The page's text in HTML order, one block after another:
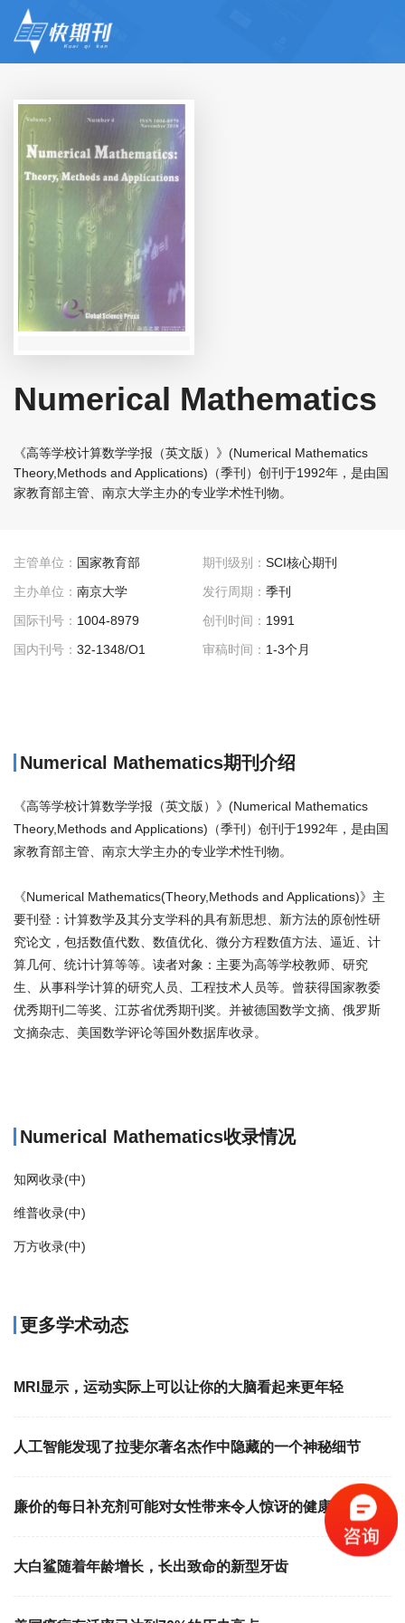
Numerical Mathematics
《高等学校计算数学学报（英文版）》(Numerical Mathematics
Theory,Methods and Applications)（季刊）创刊于1992年，是由国
家教育部主管、南京大学主办的专业学术性刊物。
主管单位： 国家教育部
主办单位： 南京大学
国际刊号： 1004-8979
国内刊号： 32-1348/O1
期刊级别： SCI核心期刊
发行周期： 季刊
创刊时间： 1991
审稿时间： 1-3个月
Numerical Mathematics期刊介绍
《高等学校计算数学学报（英文版）》(Numerical Mathematics
Theory,Methods and Applications)（季刊）创刊于1992年，是由国
家教育部主管、南京大学主办的专业学术性刊物。
《Numerical Mathematics(Theory,Methods and Applications)》主
要刊登：计算数学及其分支学科的具有新思想、新方法的原创性研
究论文，包括数值代数、数值优化、微分方程数值方法、逼近、计
算几何、统计计算等等。读者对象：主要为高等学校教师、研究
生、从事科学计算的研究人员、工程技术人员等。曾获得国家教委
优秀期刊二等奖、江苏省优秀期刊奖。并被德国数学文摘、俄罗斯
文摘杂志、美国数学评论等国外数据库收录。
Numerical Mathematics收录情况
知网收录(中)
维普收录(中)
万方收录(中)
更多学术动态
MRI显示，运动实际上可以让你的大脑看起来更年轻
人工智能发现了拉斐尔著名杰作中隐藏的一个神秘细节
廉价的每日补充剂可能对女性带来令人惊讶的健康益处
大白鲨随着年龄增长，长出致命的新型牙齿